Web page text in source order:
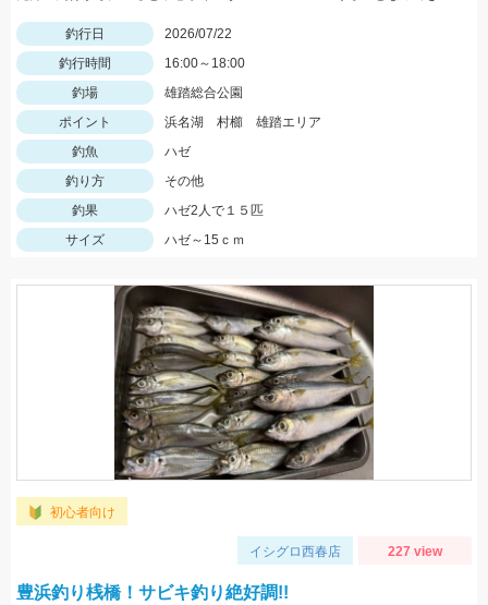
釣行日
2026/07/22
釣行時間
16:00～18:00
釣場
雄踏総合公園
ポイント
浜名湖 村櫛 雄踏エリア
釣魚
ハゼ
釣り方
その他
釣果
ハゼ2人で１５匹
サイズ
ハゼ～15ｃｍ
初心者向け
イシグロ西春店 227 view
豊浜釣り桟橋！サビキ釣り絶好調!!